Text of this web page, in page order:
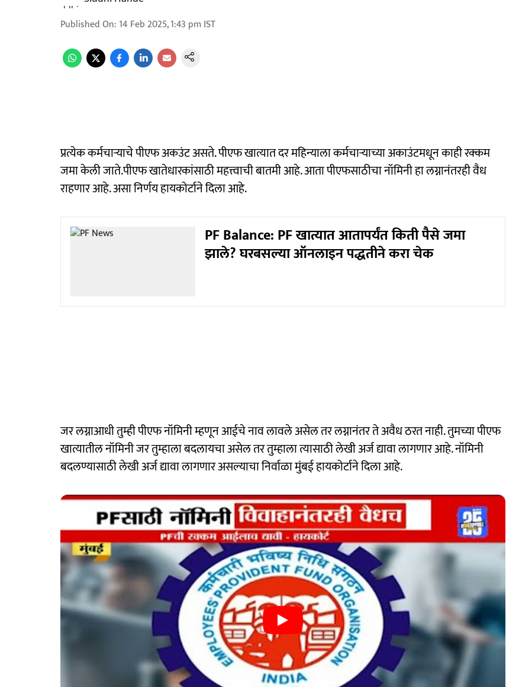
Published On: 14 Feb 2025, 1:43 pm IST
प्रत्येक कर्मचाऱ्याचे पीएफ अकउंट असते. पीएफ खात्यात दर महिन्याला कर्मचाऱ्याच्या अकाउंटमधून काही रक्कम
जमा केली जाते.पीएफ खातेधारकांसाठी महत्त्वाची बातमी आहे. आता पीएफसाठीचा नॉमिनी हा लग्नानंतरही वैध
राहणार आहे. असा निर्णय हायकोर्टाने दिला आहे.
PF Balance: PF खात्यात आतापर्यंत किती पैसे जमा
झाले? घरबसल्या ऑनलाइन पद्धतीने करा चेक
जर लग्नाआधी तुम्ही पीएफ नॉमिनी म्हणून आईचे नाव लावले असेल तर लग्नानंतर ते अवैध ठरत नाही. तुमच्या पीएफ
खात्यातील नॉमिनी जर तुम्हाला बदलायचा असेल तर तुम्हाला त्यासाठी लेखी अर्ज द्यावा लागणार आहे. नॉमिनी
बदलण्यासाठी लेखी अर्ज द्यावा लागणार असल्याचा निर्वाळा मुंबई हायकोर्टाने दिला आहे.